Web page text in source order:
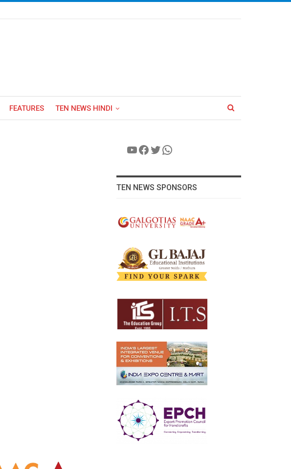
FEATURES TEN NEWS HINDI
YouTube
Facebook
Twitter
WhatsApp
TEN NEWS SPONSORS